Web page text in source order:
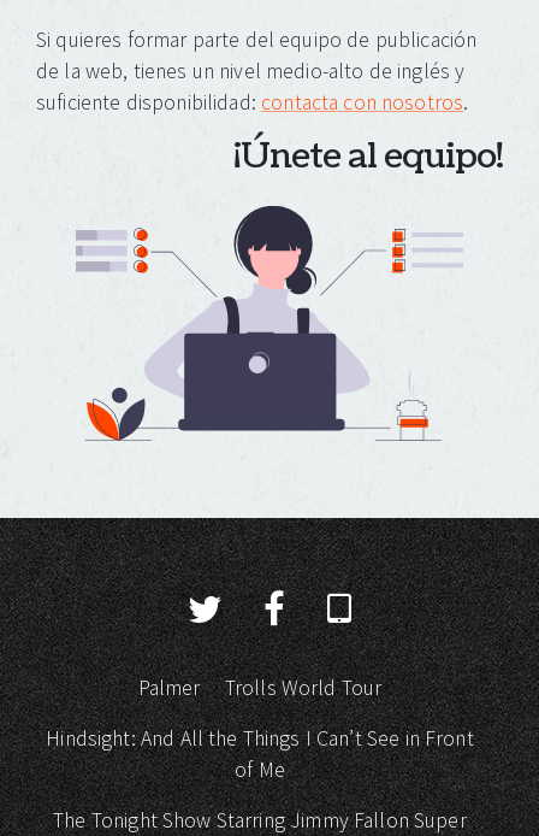
Si quieres formar parte del equipo de publicación
de la web, tienes un nivel medio-alto de inglés y
suficiente disponibilidad: contacta con nosotros.
¡Únete al equipo!
Palmer
Trolls World Tour
Hindsight: And All the Things I Can’t See in Front
of Me
The Tonight Show Starring Jimmy Fallon Super